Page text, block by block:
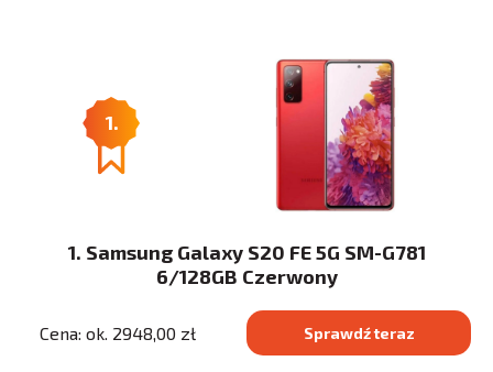
1.
1. Samsung Galaxy S20 FE 5G SM-G781
6/128GB Czerwony
Cena: ok. 2948,00 zł Sprawdź teraz